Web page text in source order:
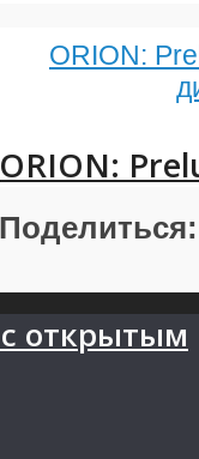
ORION:
ORION:
Поделиться:
открытым